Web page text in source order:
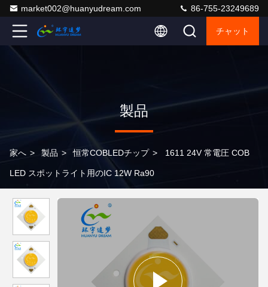
market002@huanyudream.com 86-755-23249689
チャット
製品
家へ > 製品 > 恒常COBLEDチップ > 1611 24V 常電圧 COB
LED スポットライト用のIC 12W Ra90